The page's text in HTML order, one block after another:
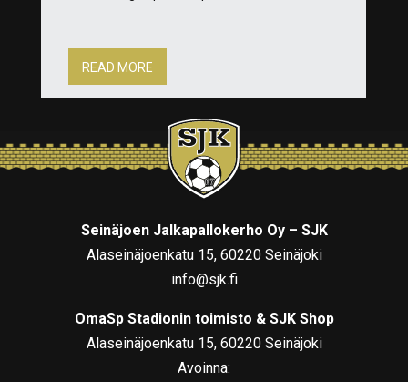
READ MORE
Seinäjoen Jalkapallokerho Oy – SJK
Alaseinäjoenkatu 15, 60220 Seinäjoki
info@sjk.fi
OmaSp Stadionin toimisto & SJK Shop
Alaseinäjoenkatu 15, 60220 Seinäjoki
Avoinna: